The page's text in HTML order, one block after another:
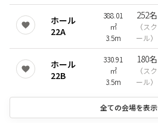
ホール
22A
388.01
㎡
3.5m
252名
（スク
ール）
ホール
22B
330.91
㎡
3.5m
180名
（スク
ール）
全ての会場を表示